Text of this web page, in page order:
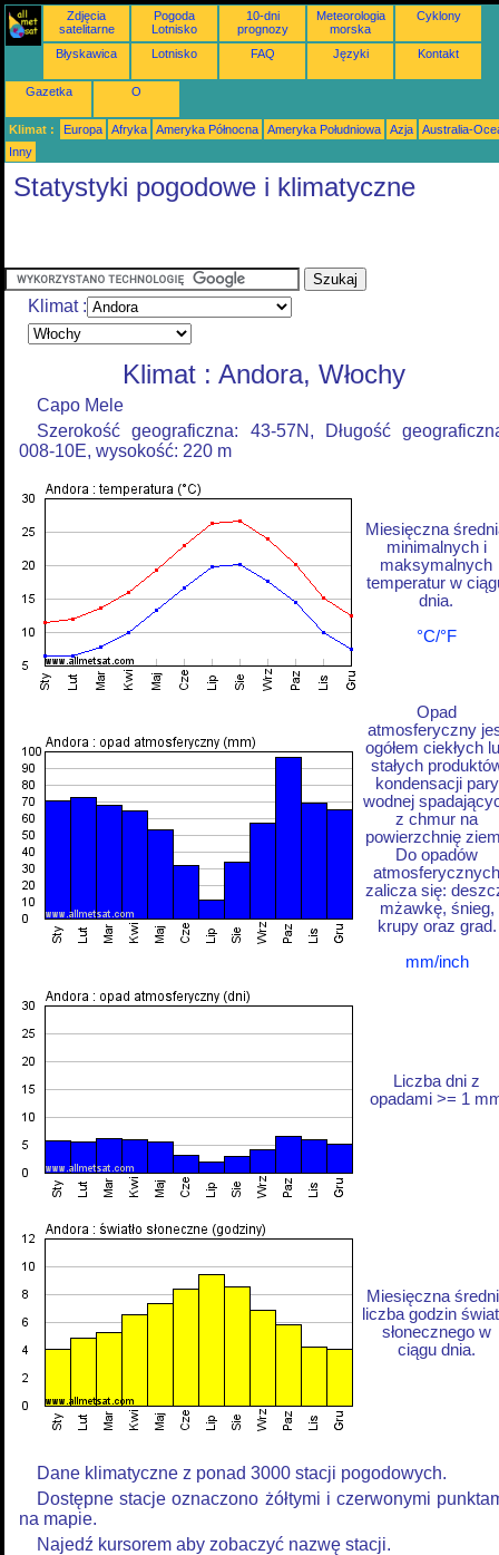
Zdjęcia
satelitarne
Pogoda
Lotnisko
10-dni
prognozy
Meteorologia
morska
Cyklony
Błyskawica Lotnisko FAQ Języki Kontakt
Gazetka O
Klimat : Europa Afryka Ameryka Północna Ameryka Południowa Azja
Australia-
Inny
Statystyki pogodowe i klimatyczne
Klimat :
Klimat : Andora, Włochy
Capo Mele
Szerokość geograficzna: 43-57N, Długość
008-10E, wysokość: 220 m
Miesięczna
minimalnych i
maksymalnych
temperatur w
dnia.
°C/°F
Opad
atmosferyczny
ogółem ciekłych
stałych
kondensacji pary
wodnej
z chmur na
powierzchnię
Do opadów
atmosferycznych
zalicza się:
mżawkę, śnieg,
krupy oraz grad.
mm/inch
Liczba dni z
opadami >= 1
Miesięczna
liczba godzin
słonecznego w
ciągu dnia.
Dane klimatyczne z ponad 3000 stacji pogodowych.
Dostępne stacje oznaczono żółtymi i czerwonymi
na mapie.
Najedź kursorem aby zobaczyć nazwę stacji.